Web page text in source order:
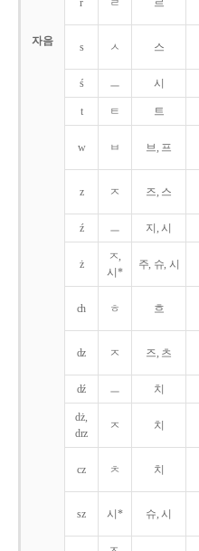
자음
r ㄹ 르
s ㅅ 스
ś ㅡ 시
t ㅌ 트
w ㅂ 브, 프
z ㅈ 즈, 스
ź ㅡ 지, 시
ż
ㅈ,
시*
주, 슈, 시
ch ㅎ 흐
dz ㅈ 즈, 츠
dź ㅡ 치
dż,
drz
ㅈ 치
cz ㅊ 치
sz 시* 슈, 시